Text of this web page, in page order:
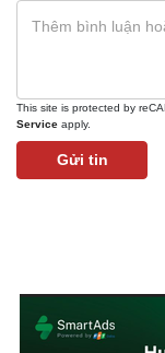
This site is protected by
Service apply.
Gửi tin